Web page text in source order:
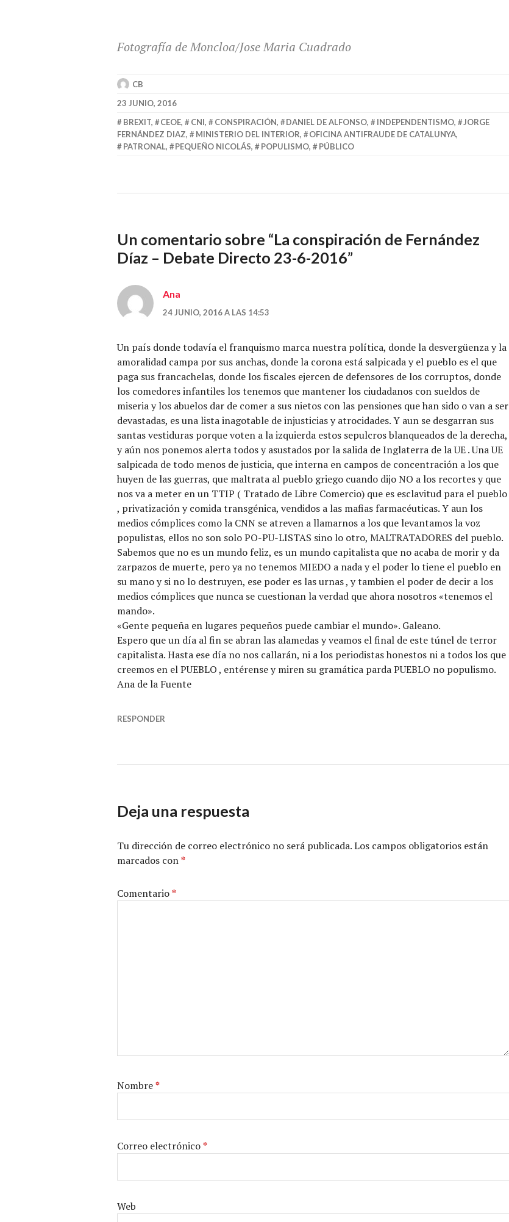
Fotografía de Moncloa/Jose Maria Cuadrado
CB
23 JUNIO, 2016
BREXIT, CEOE, CNI, CONSPIRACIÓN, DANIEL DE ALFONSO, INDEPENDENTISMO,
JORGE
FERNÁNDEZ DIAZ, MINISTERIO DEL INTERIOR, OFICINA ANTIFRAUDE DE CATALUNYA,
PATRONAL, PEQUEÑO NICOLÁS, POPULISMO, PÚBLICO
Un comentario sobre “La conspiración de Fernández
Díaz – Debate Directo 23-6-2016”
Ana
24 JUNIO, 2016 A LAS 14:53
Un país donde todavía el franquismo marca nuestra política, donde la desvergüenza y la
amoralidad campa por sus anchas, donde la corona está salpicada y el pueblo es el que
paga sus francachelas, donde los fiscales ejercen de defensores de los corruptos, donde
los comedores infantiles los tenemos que mantener los ciudadanos con sueldos de
miseria y los abuelos dar de comer a sus nietos con las pensiones que han sido o van a ser
devastadas, es una lista inagotable de injusticias y atrocidades. Y aun se desgarran sus
santas vestiduras porque voten a la izquierda estos sepulcros blanqueados de la derecha,
y aún nos ponemos alerta todos y asustados por la salida de Inglaterra de la UE . Una UE
salpicada de todo menos de justicia, que interna en campos de concentración a los que
huyen de las guerras, que maltrata al pueblo griego cuando dijo NO a los recortes y que
nos va a meter en un TTIP ( Tratado de Libre Comercio) que es esclavitud para el pueblo
, privatización y comida transgénica, vendidos a las mafias farmacéuticas. Y aun los
medios cómplices como la CNN se atreven a llamarnos a los que levantamos la voz
populistas, ellos no son solo PO-PU-LISTAS sino lo otro, MALTRATADORES del pueblo.
Sabemos que no es un mundo feliz, es un mundo capitalista que no acaba de morir y da
zarpazos de muerte, pero ya no tenemos MIEDO a nada y el poder lo tiene el pueblo en
su mano y si no lo destruyen, ese poder es las urnas , y tambien el poder de decir a los
medios cómplices que nunca se cuestionan la verdad que ahora nosotros «tenemos el
mando».
«Gente pequeña en lugares pequeños puede cambiar el mundo». Galeano.
Espero que un día al fin se abran las alamedas y veamos el final de este túnel de terror
capitalista. Hasta ese día no nos callarán, ni a los periodistas honestos ni a todos los que
creemos en el PUEBLO , entérense y miren su gramática parda PUEBLO no populismo.
Ana de la Fuente
RESPONDER
Deja una respuesta
Tu dirección de correo electrónico no será publicada.Los campos obligatorios están
marcados con*
Comentario*
Nombre*
Correo electrónico*
Web